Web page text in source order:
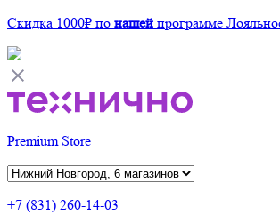
Скидка 1000₽ по нашей программе
Premium Store
+7 (831) 260-14-03